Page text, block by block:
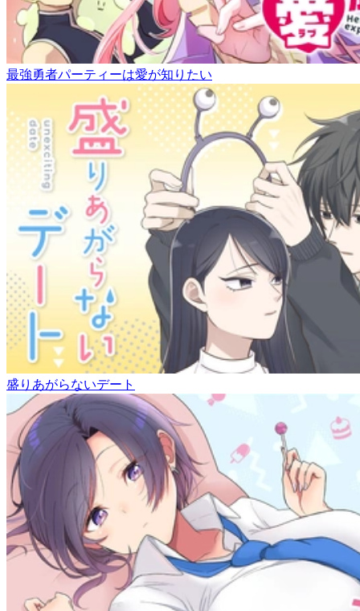
最強勇者パーティーは愛が知りたい
盛りあがらないデート